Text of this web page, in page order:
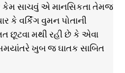
કેમ સાચવું એ માનસિકતા તેમજ
કે વર્કિંગ વુમન પોતાની
છૂટવા મથી રહી છે કે એવા
ખુબ જ ઘાતક સાબિત